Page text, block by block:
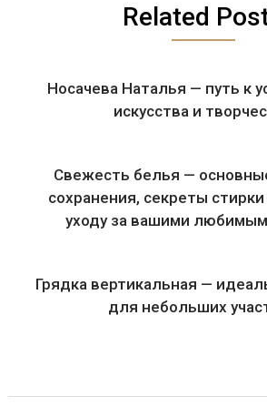
Related
Носачева Наталья — путь к
искусства и
Свежесть белья —
сохранения, секреты
уходу за вашими
Грядка вертикальная —
для небольших